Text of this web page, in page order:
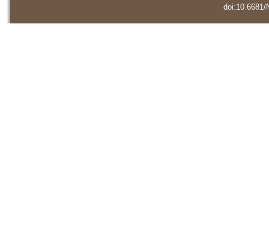
doi:10.6681/